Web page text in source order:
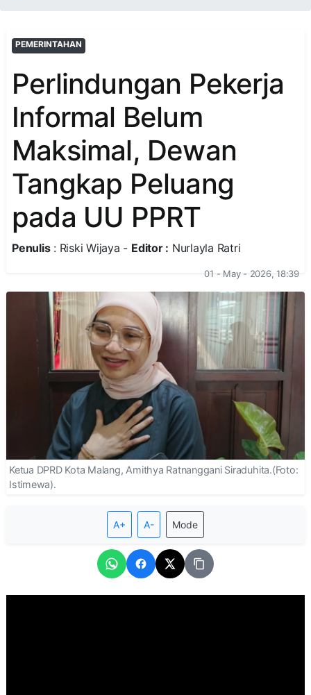
PEMERINTAHAN
Perlindungan Pekerja
Informal Belum
Maksimal, Dewan
Tangkap Peluang
pada UU PPRT
Penulis: Riski Wijaya - Editor : Nurlayla Ratri
01 - May - 2026, 18:39
Ketua DPRD Kota Malang, Amithya Ratnanggani Siraduhita.(Foto:
Istimewa).
A+ A- Mode